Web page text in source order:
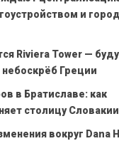
и
Riviera Tower —
Греции
в Братиславе: как
столицу Словакии
вокруг Dana